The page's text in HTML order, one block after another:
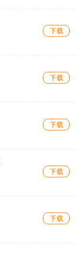
下载
下载
下载
下载
下载